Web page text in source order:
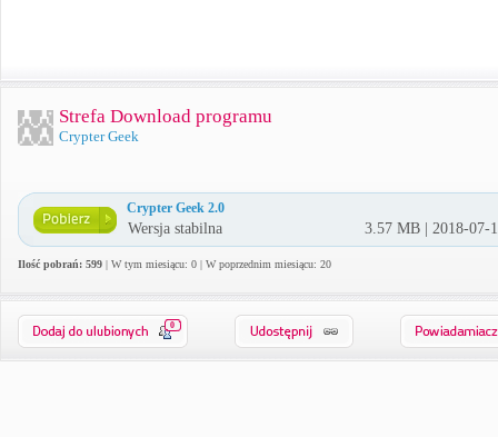
Strefa Download programu
Crypter Geek
Crypter Geek 2.0
Wersja stabilna 3.57 MB | 2018-07-
Ilość pobrań: 599 | W tym miesiącu: 0 | W poprzednim miesiącu: 20
0